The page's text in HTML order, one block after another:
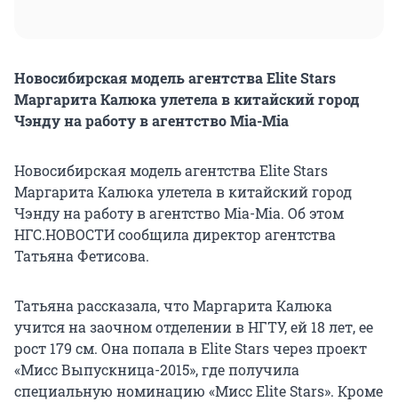
Новосибирская модель агентства Elite Stars
Маргарита Калюка улетела в китайский город
Чэнду на работу в агентство Mia-Mia
Новосибирская модель агентства Elite Stars
Маргарита Калюка улетела в китайский город
Чэнду на работу в агентство Mia-Mia. Об этом
НГС.НОВОСТИ сообщила директор агентства
Татьяна Фетисова.
Татьяна рассказала, что Маргарита Калюка
учится на заочном отделении в НГТУ, ей 18 лет, ее
рост 179 см. Она попала в Elite Stars через проект
«Мисс Выпускница-2015», где получила
специальную номинацию «Мисс Elite Stars». Кроме